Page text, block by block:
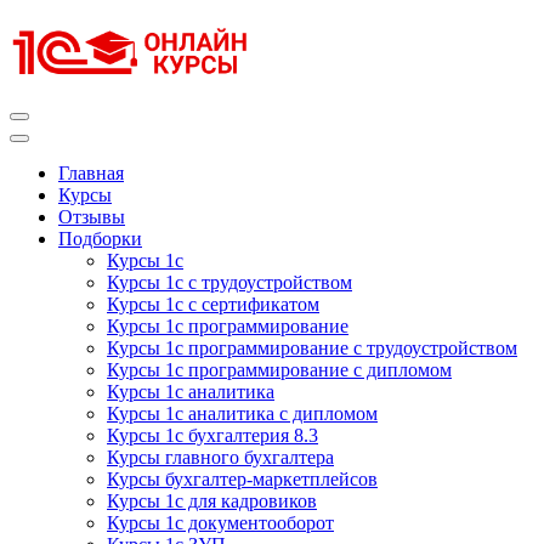
к
содержимому
Главная
Курсы
Отзывы
Подборки
Курсы 1с
Курсы 1с с трудоустройством
Курсы 1с с сертификатом
Курсы 1с программирование
Курсы 1с программирование с трудоустройством
Курсы 1с программирование с дипломом
Курсы 1с аналитика
Курсы 1с аналитика с дипломом
Курсы 1с бухгалтерия 8.3
Курсы главного бухгалтера
Курсы бухгалтер-маркетплейсов
Курсы 1с для кадровиков
Курсы 1с документооборот